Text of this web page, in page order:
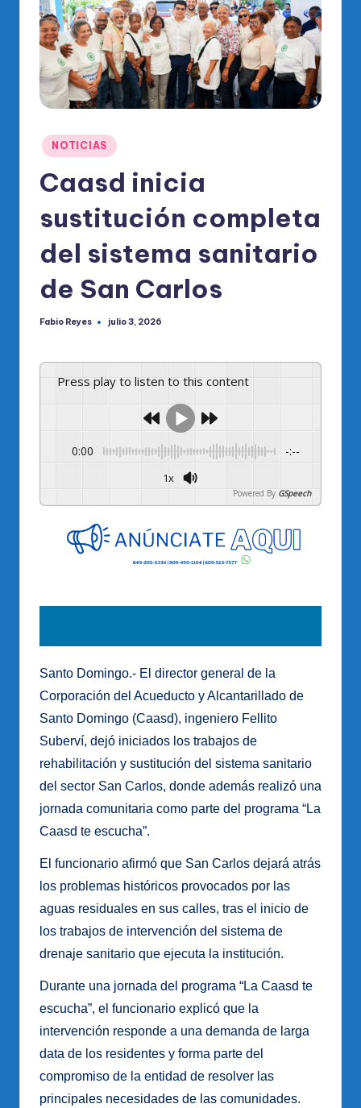
di
o
O
al
R
M
Publicado
en
NOTICIAS
Caasd inicia
sustitución completa
del sistema sanitario
de San Carlos
Publicado
Fabio Reyes julio 3, 2026
Press play to listen to this content
0:00 -:--
1x
Powered By GSpeech
Santo Domingo.- El director general de la
Corporación del Acueducto y Alcantarillado de
Santo Domingo (Caasd), ingeniero Fellito
Suberví, dejó iniciados los trabajos de
rehabilitación y sustitución del sistema sanitario
del sector San Carlos, donde además realizó una
jornada comunitaria como parte del programa “La
Caasd te escucha”.
El funcionario afirmó que San Carlos dejará atrás
los problemas históricos provocados por las
aguas residuales en sus calles, tras el inicio de
los trabajos de intervención del sistema de
drenaje sanitario que ejecuta la institución.
Durante una jornada del programa “La Caasd te
escucha”, el funcionario explicó que la
intervención responde a una demanda de larga
data de los residentes y forma parte del
compromiso de la entidad de resolver las
principales necesidades de las comunidades.